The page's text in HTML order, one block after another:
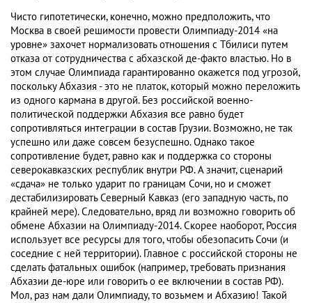
Чисто гипотетически, конечно, можно предположить, что
Москва в своей решимости провести Олимпиаду-2014 «на
уровне» захочет нормализовать отношения с Тбилиси путем
отказа от сотрудничества с абхазской де-факто властью. Но в
этом случае Олимпиада гарантированно окажется под угрозой,
поскольку Абхазия - это не платок, который можно переложить
из одного кармана в другой. Без российской военно-
политической поддержки Абхазия все равно будет
сопротивляться интеграции в состав Грузии. Возможно, не так
успешно или даже совсем безуспешно. Однако такое
сопротивление будет, равно как и поддержка со стороны
северокавказских республик внутри РФ. А значит, сценарий
«сдача» не только ударит по границам Сочи, но и сможет
дестабилизировать Северный Кавказ (его западную часть, по
крайней мере). Следовательно, вряд ли возможно говорить об
обмене Абхазии на Олимпиаду-2014. Скорее наоборот, Россия
использует все ресурсы для того, чтобы обезопасить Сочи (и
соседние с ней территории). Главное с российской стороны не
сделать фатальных ошибок (например, требовать признания
Абхазии де-юре или говорить о ее включении в состав РФ).
Мол, раз нам дали Олимпиаду, то возьмем и Абхазию! Такой